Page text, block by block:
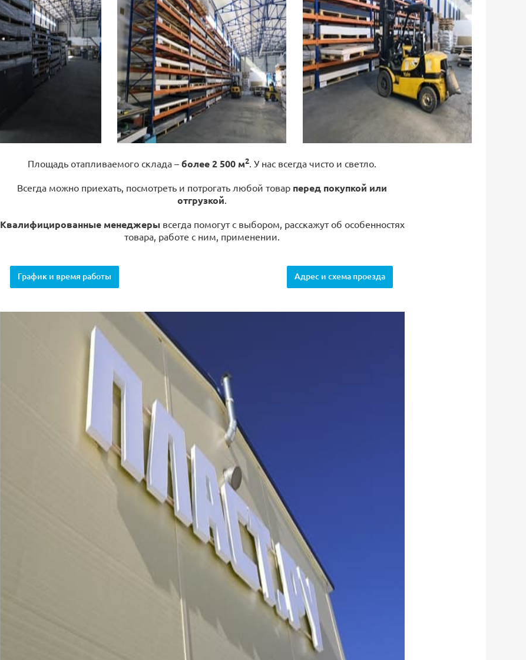
Площадь отапливаемого склада – более 2 500 м2. У нас всегда чисто и светло.
Всегда можно приехать, посмотреть и потрогать любой товар перед покупкой или
отгрузкой.
Квалифицированные менеджеры всегда помогут с выбором, расскажут об особенностях
товара, работе с ним, применении.
График и время работы Адрес и схема проезда